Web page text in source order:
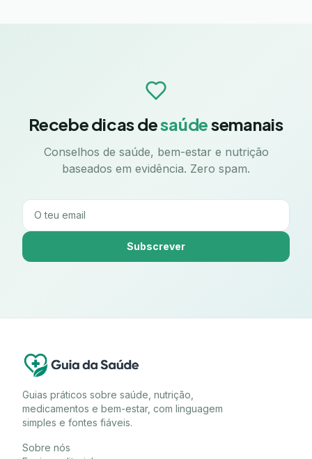
Recebe dicas desaúdesemanais
Conselhos de saúde, bem-estar e nutrição
baseados em evidência. Zero spam.
Subscrever
Guias práticos sobre saúde, nutrição,
medicamentos e bem-estar, com linguagem
simples e fontes fiáveis.
Sobre nós